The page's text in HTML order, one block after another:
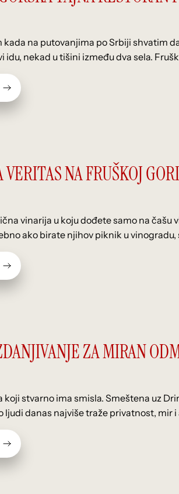
kada na putovanjima po Srbiji shvatim
idu, nekad u tišini između dva sela.
VERITAS NA FRUŠKOJ GORI
vinarija u koju dođete samo na čašu
ako birate njihov piknik u
ZA MIRAN
koji stvarno ima smisla. Smeštena uz
ljudi danas najviše traže privatnost, mir